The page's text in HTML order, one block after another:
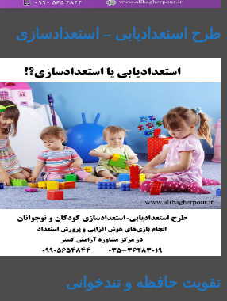
طرح استعدادیابی – استعدادسازی
تقویت حافظه و تندخوانی